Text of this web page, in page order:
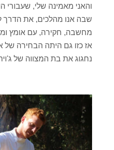
והאני מאמינה שלי, שעבורי
שבה אנו מהלכים, את הדרך
מחשבה, חקירה, עם אומץ
אז כזו גם היתה הבחירה של
נחגוג את בת המצווה של